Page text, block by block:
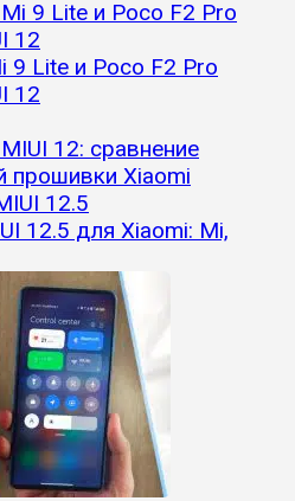
9 Lite и Poco F2 Pro
12
12: сравнение
прошивки Xiaomi
12.5 для Xiaomi: Mi,